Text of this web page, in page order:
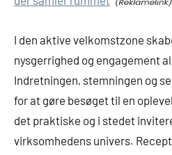
I den aktive velkomstzone
nysgerrighed og engagement
Indretningen, stemningen og
for at gøre besøget til en
det praktiske og i stedet
virksomhedens univers.